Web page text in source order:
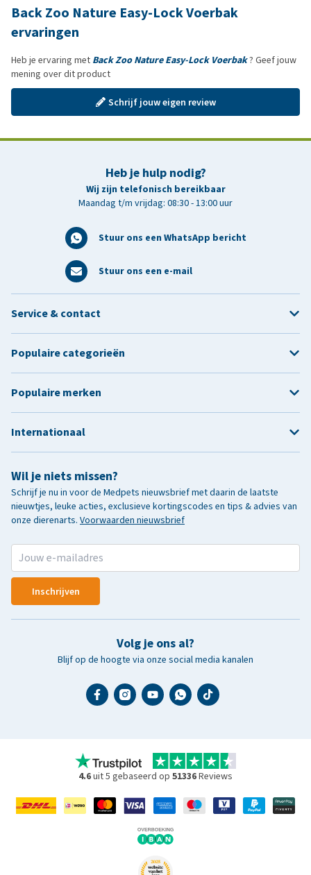
Back Zoo Nature Easy-Lock Voerbak
ervaringen
Heb je ervaring met Back Zoo Nature Easy-Lock Voerbak? Geef jouw
mening over dit product
Schrijf jouw eigen review
Heb je hulp nodig?
Wij zijn telefonisch bereikbaar
Maandag t/m vrijdag: 08:30 - 13:00 uur
Stuur ons een WhatsApp bericht
Stuur ons een e-mail
Wil je niets missen?
Schrijf je nu in voor de Medpets nieuwsbrief met daarin de laatste
nieuwtjes, leuke acties, exclusieve kortingscodes en tips & advies van
onze dierenarts. Voorwaarden nieuwsbrief
Inschrijven
Volg je ons al?
Blijf op de hoogte via onze social media kanalen
Service & contact
Populaire categorieën
Populaire merken
Internationaal
4.6uit 5 gebaseerd op 51336Reviews